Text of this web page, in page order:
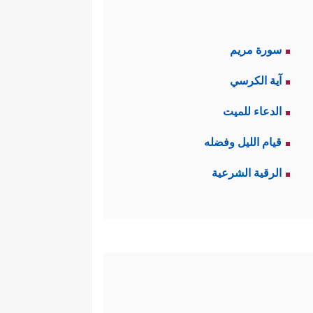
سورة مريم
آية الكرسي
الدعاء للميت
قيام الليل وفضله
الرقية الشرعية